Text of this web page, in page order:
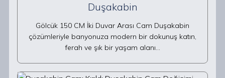
Duşakabin
Gölcük 150 CM İki Duvar Arası Cam Duşakabin
çözümleriyle banyonuza modern bir dokunuş katın,
ferah ve şık bir yaşam alanı…